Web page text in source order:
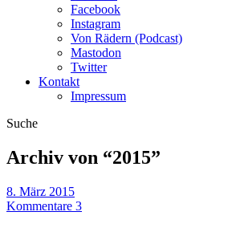
Facebook
Instagram
Von Rädern (Podcast)
Mastodon
Twitter
Kontakt
Impressum
Suche
Archiv von “2015”
8. März 2015
Kommentare 3